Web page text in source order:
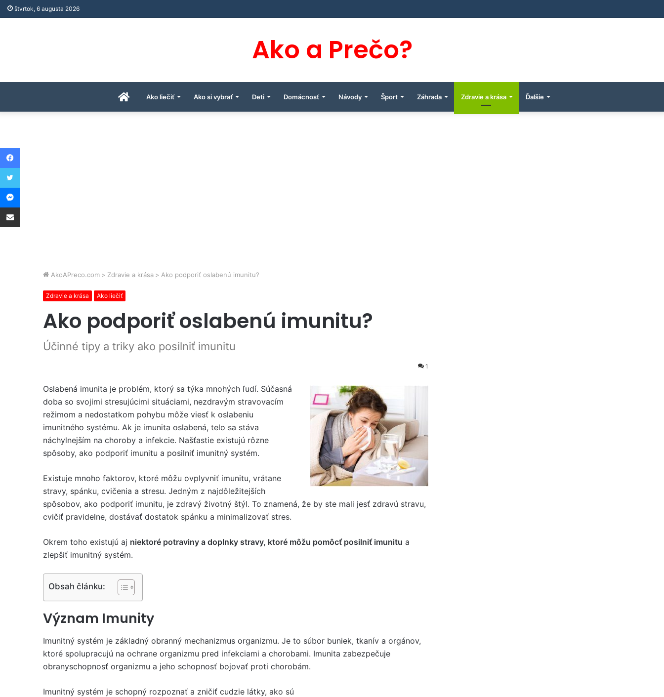
štvrtok, 6 augusta 2026
Ako a Prečo?
ÚvodnáAko liečiť Ako si vybrať Deti Domácnosť Návody Šport Záhrada Zdravie a krása Ďalšie
AkoAPreco.com > Zdravie a krása > Ako podporiť oslabenú imunitu?
Zdravie a krása Ako liečiť
Ako podporiť oslabenú imunitu?
Účinné tipy a triky ako posilniť imunitu
1
Oslabená imunita je problém, ktorý sa týka mnohých ľudí. Súčasná
doba so svojimi stresujúcimi situáciami, nezdravým stravovacím
režimom a nedostatkom pohybu môže viesť k oslabeniu
imunitného systému. Ak je imunita oslabená, telo sa stáva
náchylnejším na choroby a infekcie. Našťastie existujú rôzne
spôsoby, ako podporiť imunitu a posilniť imunitný systém.
Existuje mnoho faktorov, ktoré môžu ovplyvniť imunitu, vrátane
stravy, spánku, cvičenia a stresu. Jedným z najdôležitejších
spôsobov, ako podporiť imunitu, je zdravý životný štýl. To znamená, že by ste mali jesť zdravú stravu,
cvičiť pravidelne, dostávať dostatok spánku a minimalizovať stres.
Okrem toho existujú aj niektoré potraviny a doplnky stravy, ktoré môžu pomôcť posilniť imunitu a
zlepšiť imunitný systém.
Obsah článku:
Význam Imunity
Imunitný systém je základný obranný mechanizmus organizmu. Je to súbor buniek, tkanív a orgánov,
ktoré spolupracujú na ochrane organizmu pred infekciami a chorobami. Imunita zabezpečuje
obranyschopnosť organizmu a jeho schopnosť bojovať proti chorobám.
Imunitný systém je schopný rozpoznať a zničiť cudzie látky, ako sú
Facebook
Twitter
Messenger
Share via Email